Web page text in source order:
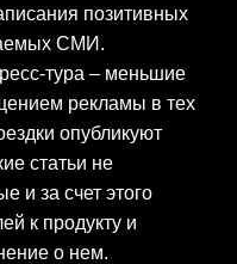
позитивных
СМИ.
тура – меньшие
рекламы в тех
опубликуют
статьи не
и за счет этого
к продукту и
о нем.